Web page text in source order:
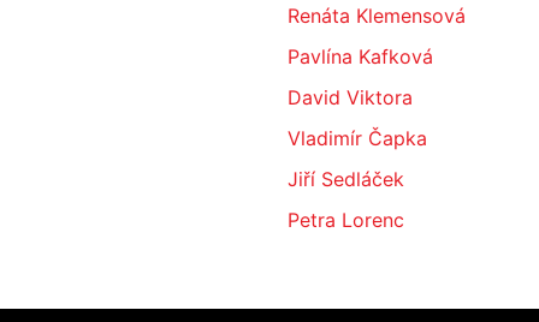
Renáta Klemensová
Pavlína Kafková
David Viktora
Vladimír Čapka
Jiří Sedláček
Petra Lorenc